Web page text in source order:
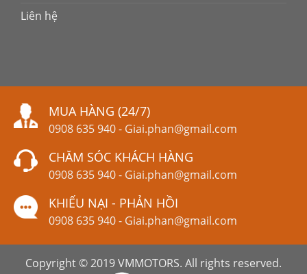
Liên hệ
MUA HÀNG (24/7)
0908 635 940- Giai.phan@gmail.com
CHĂM SÓC KHÁCH HÀNG
0908 635 940- Giai.phan@gmail.com
KHIẾU NẠI - PHẢN HỒI
0908 635 940- Giai.phan@gmail.com
Copyright © 2019 VMMOTORS. All rights reserved.